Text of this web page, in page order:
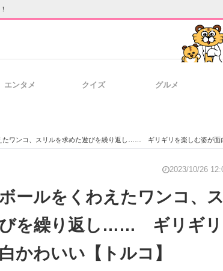
ヒント
門サイト 企業向けIT製品の総合サイト IT製品
エンタメ クイズ グルメ
たワンコ、スリルを求めた遊びを繰り返し…… ギリギリを楽しむ姿が面
2023/10/26
ールをくわえたワンコ、
びを繰り返し…… ギリギリ
白かわいい【トルコ】